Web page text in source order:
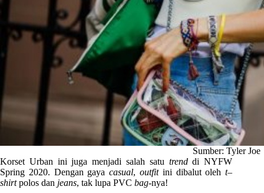
Sumber: Tyler Joe
Korset Urban ini juga menjadi salah satu trenddi NYFW
Spring 2020. Dengan gayacasual,outfitini dibalut oleht–
shirtpolos dan jeans, tak lupa PVC bag-nya!